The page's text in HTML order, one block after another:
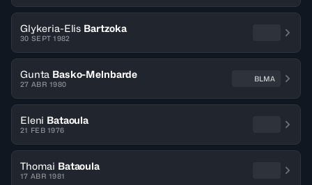
Glykeria-Elis Bartzoka
30 SEPT 1982
Gunta Basko-Melnbarde
27 ABR 1980
BLMA
Eleni Bataoula
21 FEB 1976
Thomai Bataoula
17 ABR 1981